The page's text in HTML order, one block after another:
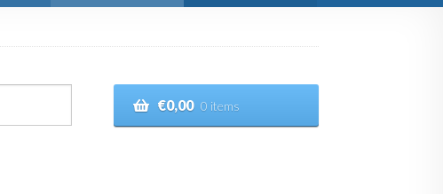
€0,00 0 items